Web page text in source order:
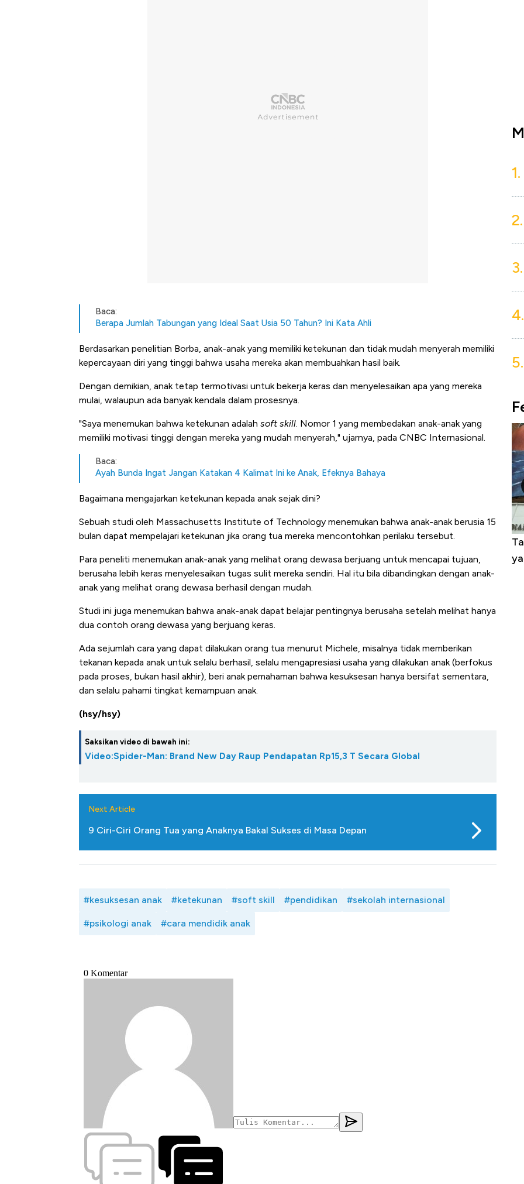
Baca:
Berapa Jumlah Tabungan yang Ideal Saat Usia 50 Tahun? Ini Kata Ahli
Berdasarkan penelitian Borba, anak-anak yang memiliki ketekunan dan tidak mudah menyerah memiliki
kepercayaan diri yang tinggi bahwa usaha mereka akan membuahkan hasil baik.
Dengan demikian, anak tetap termotivasi untuk bekerja keras dan menyelesaikan apa yang mereka
mulai, walaupun ada banyak kendala dalam prosesnya.
"Saya menemukan bahwa ketekunan adalah soft skill. Nomor 1 yang membedakan anak-anak yang
memiliki motivasi tinggi dengan mereka yang mudah menyerah," ujarnya, pada CNBC Internasional.
Baca:
Ayah Bunda Ingat Jangan Katakan 4 Kalimat Ini ke Anak, Efeknya Bahaya
Bagaimana mengajarkan ketekunan kepada anak sejak dini?
Sebuah studi oleh Massachusetts Institute of Technology menemukan bahwa anak-anak berusia 15
bulan dapat mempelajari ketekunan jika orang tua mereka mencontohkan perilaku tersebut.
Para peneliti menemukan anak-anak yang melihat orang dewasa berjuang untuk mencapai tujuan,
berusaha lebih keras menyelesaikan tugas sulit mereka sendiri. Hal itu bila dibandingkan dengan anak-
anak yang melihat orang dewasa berhasil dengan mudah.
Studi ini juga menemukan bahwa anak-anak dapat belajar pentingnya berusaha setelah melihat hanya
dua contoh orang dewasa yang berjuang keras.
Ada sejumlah cara yang dapat dilakukan orang tua menurut Michele, misalnya tidak memberikan
tekanan kepada anak untuk selalu berhasil, selalu mengapresiasi usaha yang dilakukan anak (berfokus
pada proses, bukan hasil akhir), beri anak pemahaman bahwa kesuksesan hanya bersifat sementara,
dan selalu pahami tingkat kemampuan anak.
(hsy/hsy)
Saksikan video di bawah ini:
Video:Spider-Man: Brand New Day Raup Pendapatan Rp15,3 T Secara Global
Next Article
9 Ciri-Ciri Orang Tua yang Anaknya Bakal Sukses di Masa Depan
#kesuksesan anak #ketekunan #soft skill #pendidikan #sekolah internasional
#psikologi anak #cara mendidik anak
1.
2.
3.
4.
5.
Harga Emas Mengamuk 4% dalam 24
Jam, ke Level Tertinggi 50 Hari!
Warga AS Muak ke Demokrat-Republik,
Calon Independen Panen Dukungan